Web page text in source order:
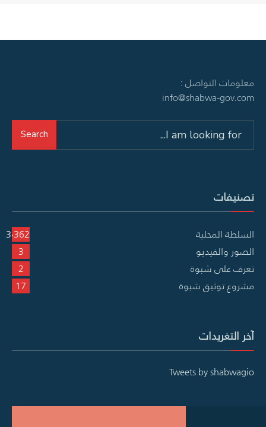
معلومات التواصل :
info@shabwa-gov.com
Search
تصنيفات
السلطة المحلية
3٬362
الصور والفيديو
3
تعرف على شبوة
2
مشروع توثيق شبوة
17
آخر التغريدات
Tweets by shabwagio